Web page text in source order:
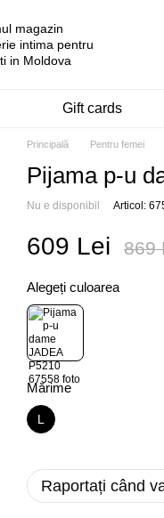
Gift cards
Principală Pentru femei
Pijama p-u
Nu e disponibil Articol:
609 Lei 869
Alegeți culoarea
Mărime
L
Raportați când